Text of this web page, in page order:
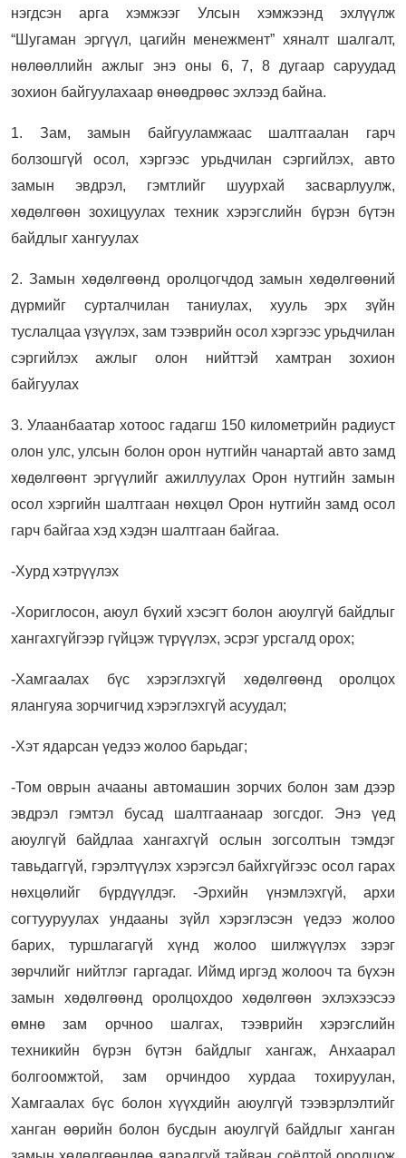
нэгдсэн арга хэмжээг Улсын хэмжээнд эхлүүлж
“Шугаман эргүүл, цагийн менежмент” хяналт шалгалт,
нөлөөллийн ажлыг энэ оны 6, 7, 8 дугаар саруудад
зохион байгуулахаар өнөөдрөөс эхлээд байна.
1. Зам, замын байгууламжаас шалтгаалан гарч
болзошгүй осол, хэргээс урьдчилан сэргийлэх, авто
замын эвдрэл, гэмтлийг шуурхай засварлуулж,
хөдөлгөөн зохицуулах техник хэрэгслийн бүрэн бүтэн
байдлыг хангуулах
2. Замын хөдөлгөөнд оролцогчдод замын хөдөлгөөний
дүрмийг сурталчилан таниулах, хууль эрх зүйн
туслалцаа үзүүлэх, зам тээврийн осол хэргээс урьдчилан
сэргийлэх ажлыг олон нийттэй хамтран зохион
байгуулах
3. Улаанбаатар хотоос гадагш 150 километрийн радиуст
олон улс, улсын болон орон нутгийн чанартай авто замд
хөдөлгөөнт эргүүлийг ажиллуулах Орон нутгийн замын
осол хэргийн шалтгаан нөхцөл Орон нутгийн замд осол
гарч байгаа хэд хэдэн шалтгаан байгаа.
-Хурд хэтрүүлэх
-Хориглосон, аюул бүхий хэсэгт болон аюулгүй байдлыг
хангахгүйгээр гүйцэж түрүүлэх, эсрэг урсгалд орох;
-Хамгаалах бүс хэрэглэхгүй хөдөлгөөнд оролцох
ялангуяа зорчигчид хэрэглэхгүй асуудал;
-Хэт ядарсан үедээ жолоо барьдаг;
-Том оврын ачааны автомашин зорчих болон зам дээр
эвдрэл гэмтэл бусад шалтгаанаар зогсдог. Энэ үед
аюулгүй байдлаа хангахгүй ослын зогсолтын тэмдэг
тавьдаггүй, гэрэлтүүлэх хэрэгсэл байхгүйгээс осол гарах
нөхцөлийг бүрдүүлдэг. -Эрхийн үнэмлэхгүй, архи
согтууруулах ундааны зүйл хэрэглэсэн үедээ жолоо
барих, туршлагагүй хүнд жолоо шилжүүлэх зэрэг
зөрчлийг нийтлэг гаргадаг. Иймд иргэд жолооч та бүхэн
замын хөдөлгөөнд оролцохдоо хөдөлгөөн эхлэхээсээ
өмнө зам орчноо шалгах, тээврийн хэрэгслийн
техникийн бүрэн бүтэн байдлыг хангаж, Анхаарал
болгоомжтой, зам орчиндоо хурдаа тохируулан,
Хамгаалах бүс болон хүүхдийн аюулгүй тээвэрлэлтийг
ханган өөрийн болон бусдын аюулгүй байдлыг ханган